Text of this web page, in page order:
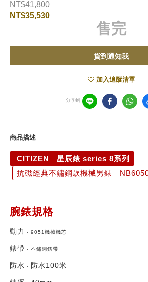
NT$41,800
NT$35,530
售完
貨到通知我
加入追蹤清單
分享到
商品描述
CITIZEN 星辰錶 series 8系列
抗磁經典不鏽鋼款機械男錶
腕錶規格
動力 - 9051機械機芯
錶帶 - 不鏽鋼錶帶
防水 - 防水1 00米